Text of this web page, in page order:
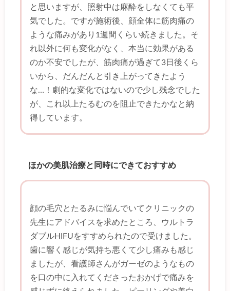
と思いますが、照射中は麻酔をしなくても平
気でした。ですが施術後、顔全体に筋肉痛の
ような痛みがあり1週間くらい続きました。そ
れ以外に何も変化がなく、本当に効果がある
のか不安でしたが、筋肉痛が過ぎて3日後くら
いから、だんだんと引き上がってきたよう
な…！劇的な変化ではないので少し残念でした
が、これ以上たるむのを阻止できたかなと納
得しています。
ほかの美肌治療と同時にできておすすめ
顔の毛穴とたるみに悩んでいてクリニックの
先生にアドバイスを求めたところ、ウルトラ
ダブルHIFUをすすめられたので受けました。
歯に響く感じが気持ち悪くて少し痛みも感じ
ましたが、看護師さんがガーゼのようなもの
を口の中に入れてくださったおかげで痛みを